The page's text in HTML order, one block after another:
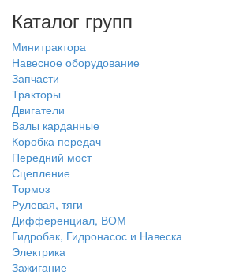
Каталог групп
Минитрактора
Навесное оборудование
Запчасти
Тракторы
Двигатели
Валы карданные
Коробка передач
Передний мост
Сцепление
Тормоз
Рулевая, тяги
Дифференциал, ВОМ
Гидробак, Гидронасос и Навеска
Электрика
Зажигание